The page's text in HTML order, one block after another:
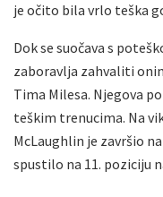
je očito bila vrlo teška
Dok se suočava s
zaboravlja zahvaliti
Tima Milesa. Njegova
teškim trenucima. Na
McLaughlin je završio
spustilo na 11. poziciju